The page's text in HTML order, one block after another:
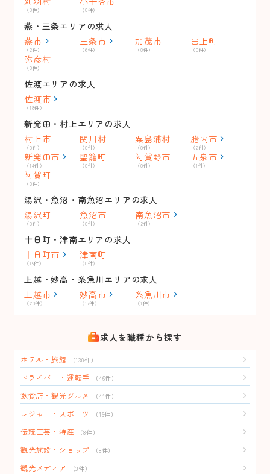
（0件） （0件）
燕・三条エリアの求人
燕市
（2件）
三条市
（6件）
加茂市
（0件）
田上町
（0件）
弥彦村
（0件）
佐渡エリアの求人
佐渡市
（18件）
新発田・村上エリアの求人
村上市
（0件）
関川村
（0件）
粟島浦村
（0件）
胎内市
（2件）
新発田市
（14件）
聖籠町
（0件）
阿賀野市
（0件）
五泉市
（1件）
阿賀町
（0件）
湯沢・魚沼・南魚沼エリアの求人
湯沢町
（0件）
魚沼市
（0件）
南魚沼市
（2件）
十日町・津南エリアの求人
十日町市
（15件）
津南町
（0件）
上越・妙高・糸魚川エリアの求人
上越市
（23件）
妙高市
（17件）
糸魚川市
（1件）
求人を職種から探す
ホテル・旅館 （130件）
ドライバー・運転手 （46件）
飲食店・観光グルメ （41件）
レジャー・スポーツ （16件）
伝統工芸・特産 （8件）
観光施設・ショップ （8件）
観光メディア （3件）